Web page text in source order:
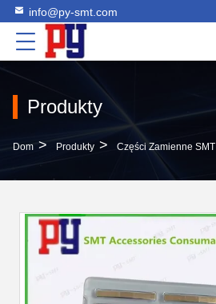
info@py-smt.com
Produkty
Dom > Produkty > Części Zamienne SMT